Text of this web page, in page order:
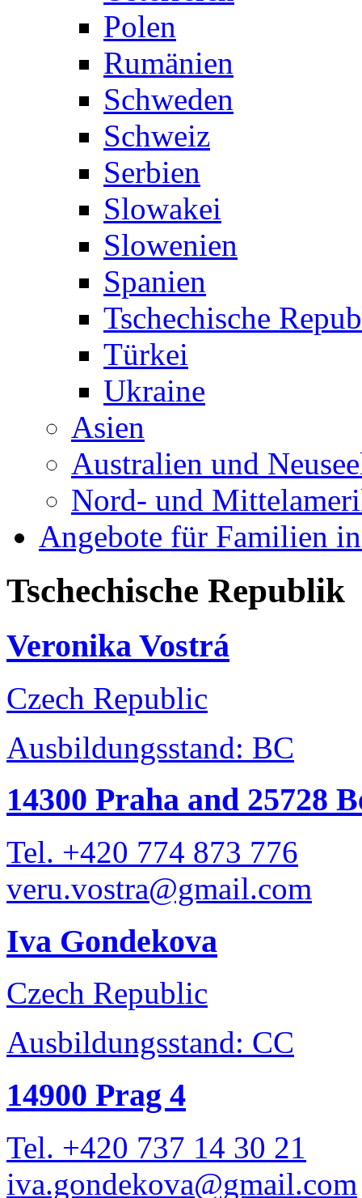
Polen
Rumänien
Schweden
Schweiz
Serbien
Slowakei
Slowenien
Spanien
Tschechische
Türkei
Ukraine
Asien
Australien und
Nord- und
Angebote für Familien
Tschechische Republik
Veronika Vostrá
Czech Republic
Ausbildungsstand: BC
14300 Praha and 25728
Tel. +420 774 873 776
veru.vostra@gmail.com
Iva Gondekova
Czech Republic
Ausbildungsstand: CC
14900 Prag 4
Tel. +420 737 14 30 21
iva.gondekova@gmail.com